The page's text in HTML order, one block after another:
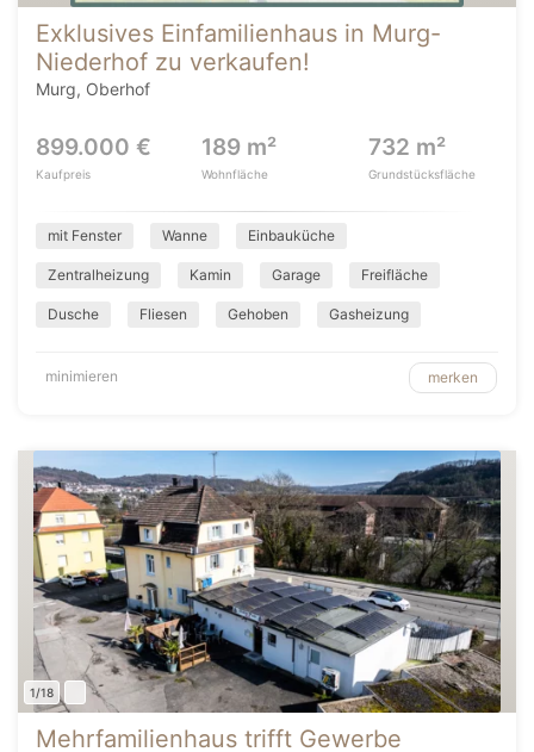
Exklusives Einfamilienhaus in Murg-
Niederhof zu verkaufen!
Murg, Oberhof
899.000 €
Kaufpreis
189 m²
Wohnfläche
732 m²
Grundstücksfläche
mit Fenster Wanne Einbauküche
Zentralheizung Kamin Garage Freifläche
Dusche Fliesen Gehoben Gasheizung
minimieren merken
1/18
Mehrfamilienhaus trifft Gewerbe